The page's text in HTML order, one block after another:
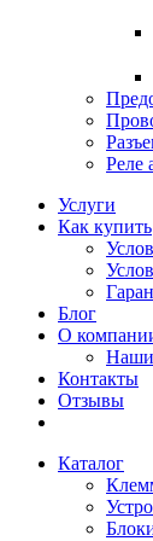
Реле
Услуги
Как купить
Блог
О
Наши
Контакты
Отзывы
Каталог